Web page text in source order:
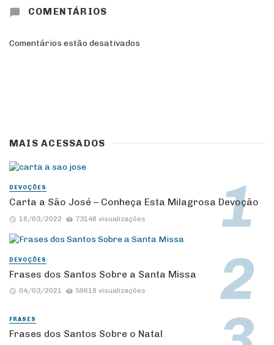
COMENTÁRIOS
Comentários estão desativados
MAIS ACESSADOS
DEVOÇÕES
Carta a São José – Conheça Esta Milagrosa Devoção
18/03/2022 73148 visualizações
DEVOÇÕES
Frases dos Santos Sobre a Santa Missa
04/03/2021 59618 visualizações
FRASES
Frases dos Santos Sobre o Natal